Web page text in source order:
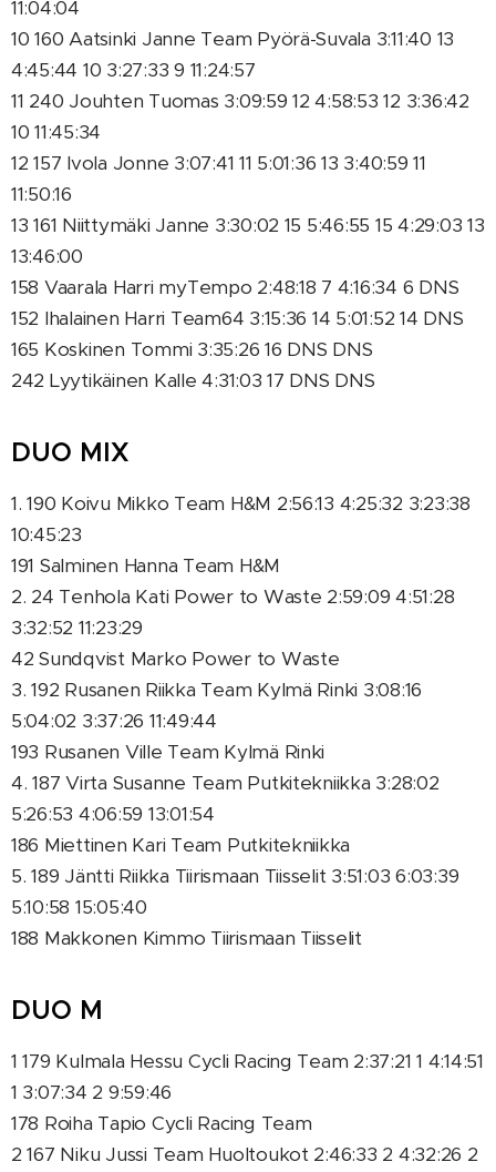
11:04:04
10 160 Aatsinki Janne Team Pyörä-Suvala 3:11:40 13
4:45:44 10 3:27:33 9 11:24:57
11 240 Jouhten Tuomas 3:09:59 12 4:58:53 12 3:36:42
10 11:45:34
12 157 Ivola Jonne 3:07:41 11 5:01:36 13 3:40:59 11
11:50:16
13 161 Niittymäki Janne 3:30:02 15 5:46:55 15 4:29:03 13
13:46:00
158 Vaarala Harri myTempo 2:48:18 7 4:16:34 6 DNS
152 Ihalainen Harri Team64 3:15:36 14 5:01:52 14 DNS
165 Koskinen Tommi 3:35:26 16 DNS DNS
242 Lyytikäinen Kalle 4:31:03 17 DNS DNS
DUO MIX
1. 190 Koivu Mikko Team H&M 2:56:13 4:25:32 3:23:38
10:45:23
191 Salminen Hanna Team H&M
2. 24 Tenhola Kati Power to Waste 2:59:09 4:51:28
3:32:52 11:23:29
42 Sundqvist Marko Power to Waste
3. 192 Rusanen Riikka Team Kylmä Rinki 3:08:16
5:04:02 3:37:26 11:49:44
193 Rusanen Ville Team Kylmä Rinki
4. 187 Virta Susanne Team Putkitekniikka 3:28:02
5:26:53 4:06:59 13:01:54
186 Miettinen Kari Team Putkitekniikka
5. 189 Jäntti Riikka Tiirismaan Tiisselit 3:51:03 6:03:39
5:10:58 15:05:40
188 Makkonen Kimmo Tiirismaan Tiisselit
DUO M
1 179 Kulmala Hessu Cycli Racing Team 2:37:21 1 4:14:51
1 3:07:34 2 9:59:46
178 Roiha Tapio Cycli Racing Team
2 167 Niku Jussi Team Huoltoukot 2:46:33 2 4:32:26 2